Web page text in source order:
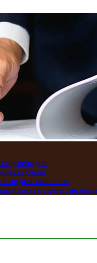
слезы
подать заявление
называют детей